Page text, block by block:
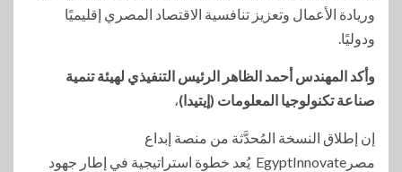
وريادة الأعمال وتعزيز تنافسية الاقتصاد المصري إقليميًا
ودوليًا.
وأكد المهندس أحمد الظاهر الرئيس التنفيذي لهيئة تنمية
صناعة تكنولوجيا المعلومات (إيتيدا)،
إن إطلاق النسخة المُحدَّثة من منصة إبداع
مصرEgyptInnovate يُعد خطوة استراتيجية في إطار جهود